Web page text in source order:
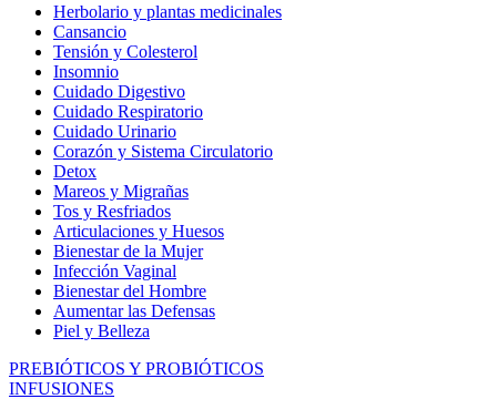
Herbolario y plantas medicinales
Cansancio
Tensión y Colesterol
Insomnio
Cuidado Digestivo
Cuidado Respiratorio
Cuidado Urinario
Corazón y Sistema Circulatorio
Detox
Mareos y Migrañas
Tos y Resfriados
Articulaciones y Huesos
Bienestar de la Mujer
Infección Vaginal
Bienestar del Hombre
Aumentar las Defensas
Piel y Belleza
PREBIÓTICOS Y PROBIÓTICOS
INFUSIONES